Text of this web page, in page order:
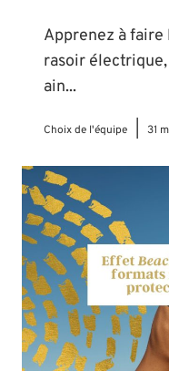
Apprenez à
rasoir
ain...
Choix de l'équipe 31